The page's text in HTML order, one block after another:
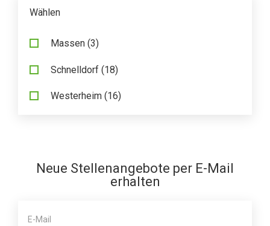
Initiativbewerbung
Wählen
Massen(3)
Schnelldorf(18)
Westerheim(16)
Neue Stellenangebote per E-Mail
erhalten